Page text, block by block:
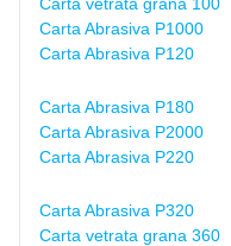
Carta Abrasiva P1000
Carta Abrasiva P120
Carta Abrasiva P180
Carta Abrasiva P2000
Carta Abrasiva P220
Carta Abrasiva P320
Carta vetrata grana 360